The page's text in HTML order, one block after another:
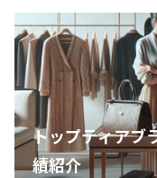
トップティアブ
績紹介